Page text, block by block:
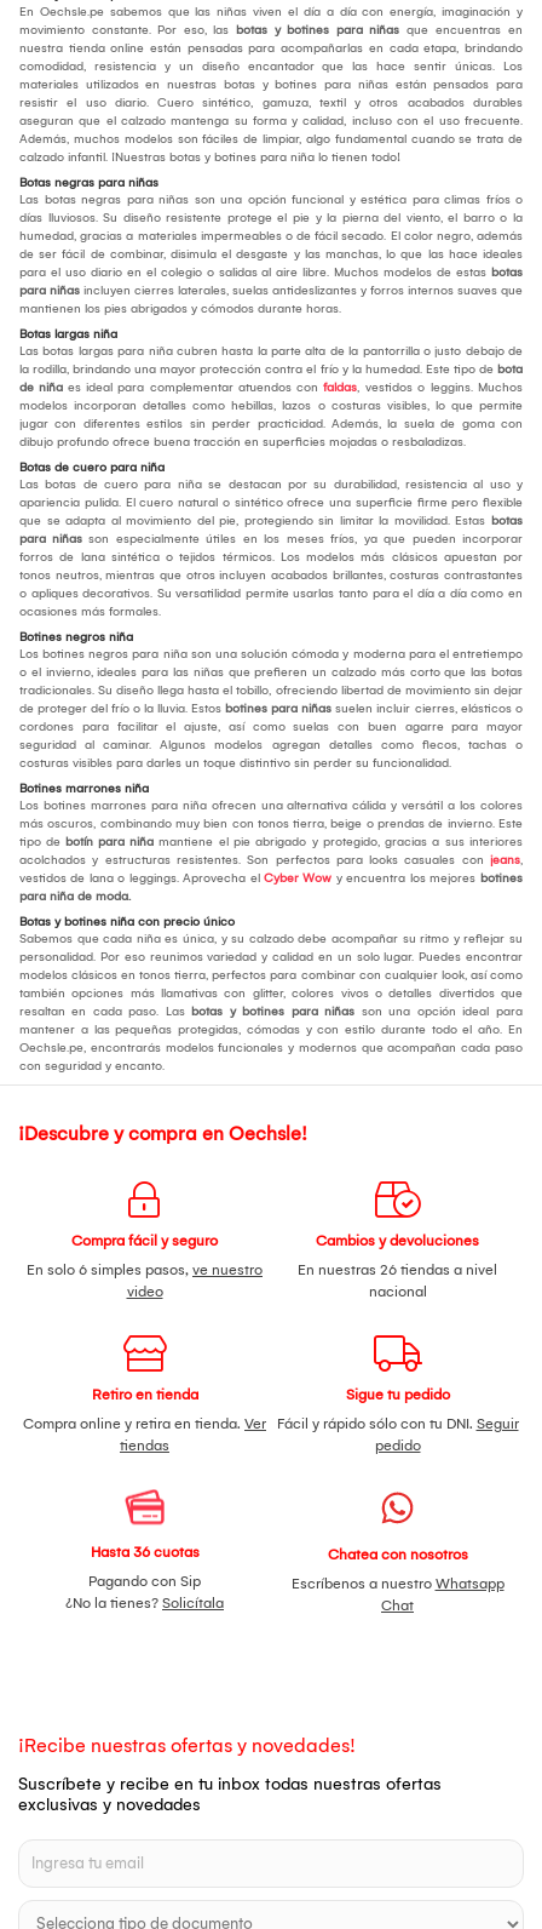
En Oechsle.pe sabemos que las niñas viven el día a día con energía, imaginación y
movimiento constante. Por eso, las botas y botines para niñas que encuentras en
nuestra tienda online están pensadas para acompañarlas en cada etapa, brindando
comodidad, resistencia y un diseño encantador que las hace sentir únicas. Los
materiales utilizados en nuestras botas y botines para niñas están pensados para
resistir el uso diario. Cuero sintético, gamuza, textil y otros acabados durables
aseguran que el calzado mantenga su forma y calidad, incluso con el uso frecuente.
Además, muchos modelos son fáciles de limpiar, algo fundamental cuando se trata de
calzado infantil. ¡Nuestras botas y botines para niña lo tienen todo!
Botas negras para niñas
Las botas negras para niñas son una opción funcional y estética para climas fríos o
días lluviosos. Su diseño resistente protege el pie y la pierna del viento, el barro o la
humedad, gracias a materiales impermeables o de fácil secado. El color negro, además
de ser fácil de combinar, disimula el desgaste y las manchas, lo que las hace ideales
para el uso diario en el colegio o salidas al aire libre. Muchos modelos de estas botas
para niñas incluyen cierres laterales, suelas antideslizantes y forros internos suaves que
mantienen los pies abrigados y cómodos durante horas.
Botas largas niña
Las botas largas para niña cubren hasta la parte alta de la pantorrilla o justo debajo de
la rodilla, brindando una mayor protección contra el frío y la humedad. Este tipo de bota
de niña es ideal para complementar atuendos con faldas, vestidos o leggins. Muchos
modelos incorporan detalles como hebillas, lazos o costuras visibles, lo que permite
jugar con diferentes estilos sin perder practicidad. Además, la suela de goma con
dibujo profundo ofrece buena tracción en superficies mojadas o resbaladizas.
Botas de cuero para niña
Las botas de cuero para niña se destacan por su durabilidad, resistencia al uso y
apariencia pulida. El cuero natural o sintético ofrece una superficie firme pero flexible
que se adapta al movimiento del pie, protegiendo sin limitar la movilidad. Estas botas
para niñas son especialmente útiles en los meses fríos, ya que pueden incorporar
forros de lana sintética o tejidos térmicos. Los modelos más clásicos apuestan por
tonos neutros, mientras que otros incluyen acabados brillantes, costuras contrastantes
o apliques decorativos. Su versatilidad permite usarlas tanto para el día a día como en
ocasiones más formales.
Botines negros niña
Los botines negros para niña son una solución cómoda y moderna para el entretiempo
o el invierno, ideales para las niñas que prefieren un calzado más corto que las botas
tradicionales. Su diseño llega hasta el tobillo, ofreciendo libertad de movimiento sin dejar
de proteger del frío o la lluvia. Estos botines para niñas suelen incluir cierres, elásticos o
cordones para facilitar el ajuste, así como suelas con buen agarre para mayor
seguridad al caminar. Algunos modelos agregan detalles como flecos, tachas o
costuras visibles para darles un toque distintivo sin perder su funcionalidad.
Botines marrones niña
Los botines marrones para niña ofrecen una alternativa cálida y versátil a los colores
más oscuros, combinando muy bien con tonos tierra, beige o prendas de invierno. Este
tipo de botín para niña mantiene el pie abrigado y protegido, gracias a sus interiores
acolchados y estructuras resistentes. Son perfectos para looks casuales con jeans,
vestidos de lana o leggings. Aprovecha el Cyber Wow y encuentra los mejores botines
para niña de moda.
Botas y botines niña con precio único
Sabemos que cada niña es única, y su calzado debe acompañar su ritmo y reflejar su
personalidad. Por eso reunimos variedad y calidad en un solo lugar. Puedes encontrar
modelos clásicos en tonos tierra, perfectos para combinar con cualquier look, así como
también opciones más llamativas con glitter, colores vivos o detalles divertidos que
resaltan en cada paso. Las botas y botines para niñas son una opción ideal para
mantener a las pequeñas protegidas, cómodas y con estilo durante todo el año. En
Oechsle.pe, encontrarás modelos funcionales y modernos que acompañan cada paso
con seguridad y encanto.
¡Descubre y compra en Oechsle!
Compra fácil y seguro
En solo 6 simples pasos, ve nuestro
video
Cambios y devoluciones
En nuestras 26 tiendas a nivel
nacional
Retiro en tienda
Compra online y retira en tienda. Ver
tiendas
Sigue tu pedido
Fácil y rápido sólo con tu DNI. Seguir
pedido
Hasta 36 cuotas
Pagando con Sip
¿No la tienes? Solicítala
Chatea con nosotros
Escríbenos a nuestro Whatsapp
Chat
¡Recibe nuestras ofertas y novedades!
Suscríbete y recibe en tu inbox todas nuestras ofertas
exclusivas y novedades